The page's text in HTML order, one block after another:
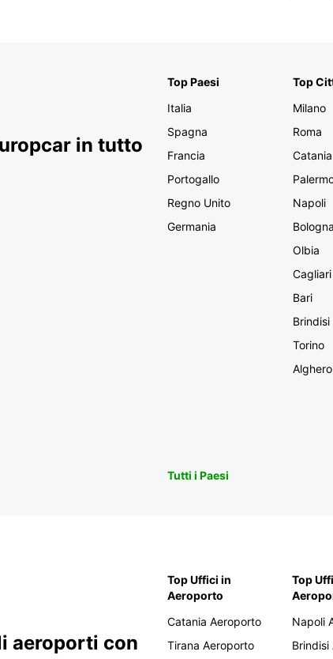
in tutto
Top Paesi
Italia
Spagna
Francia
Portogallo
Regno Unito
Germania
Top
Milano
Roma
Catania
Napoli
Bologna
Olbia
Cagliari
Bari
Brindisi
Torino
Alghero
Tutti i Paesi
aeroporti con
Top Uffici in
Aeroporto
Catania Aeroporto
Tirana Aeroporto
Top
Napoli